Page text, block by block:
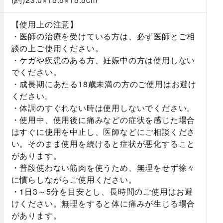
【使用上の注意】
・医師の治療を受けている方は、必ず医師とご相
談の上ご使用ください。
・ケガや疾患のある方、妊娠中の方は使用しない
でください。
・成長期にあたる18歳未満の方のご使用はお避け
ください。
・体調のすぐれない時は使用しないでください。
・使用中、使用後に痛みなどの症状を感じた場合
はすぐに使用を中止し、医師などにご相談くださ
い。そのまま使用を続けると症状が悪化すること
があります。
・普段使わない筋肉を使うため、無理をせず徐々
に慣らしながらご使用ください。
・1日3～5分を目安とし、長時間のご使用はお避
けください。無理をすると体に痛みが生じる場合
があります。